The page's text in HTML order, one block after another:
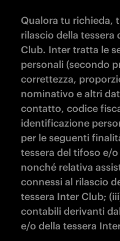
Qualora tu richieda,
rilascio della tessera
Club. Inter tratta le
personali (secondo
correttezza,
nominativo e altri
contatto, codice
identificazione
per le seguenti
tessera del tifoso e/
nonché relativa
connessi al rilascio
tessera Inter Club;
contabili derivanti
e/o della tessera